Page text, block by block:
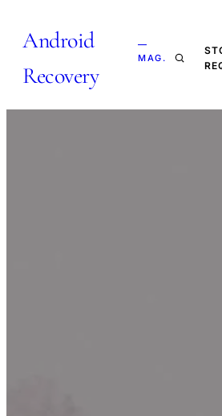
Android
Recovery
—
MAG.